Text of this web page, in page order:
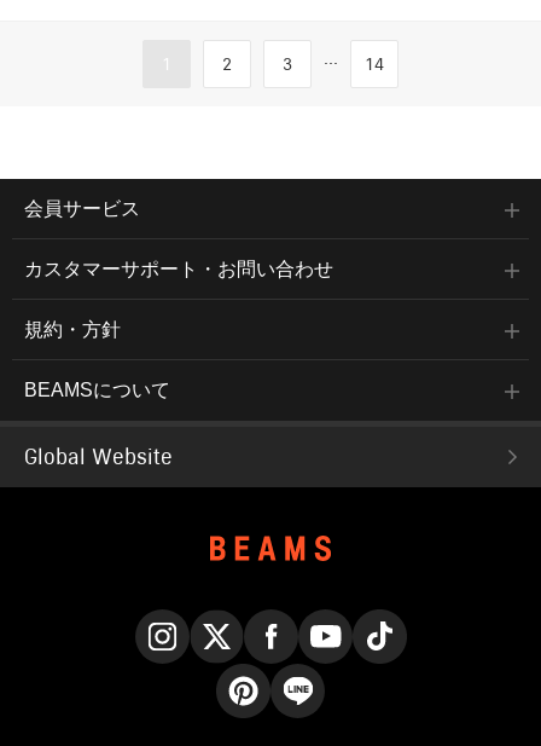
1 2 3 ... 14
会員サービス
カスタマーサポート・お問い合わせ
規約・方針
BEAMSについて
Global Website